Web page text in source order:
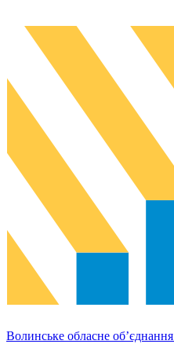
Волинське обласне об’єднання